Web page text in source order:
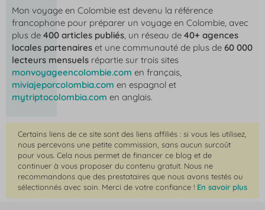
Mon voyage en Colombie est devenu la référence
francophone pour préparer un voyage en Colombie, avec
plus de 400 articles publiés, un réseau de 40+ agences
locales partenaires et une communauté de plus de 60 000
lecteurs mensuels répartie sur trois sites
monvoyageencolombie.com en français,
miviajeporcolombia.com en espagnol et
mytriptocolombia.com en anglais.
Certains liens de ce site sont des liens affiliés : si vous les utilisez,
nous percevons une petite commission, sans aucun surcoût
pour vous. Cela nous permet de financer ce blog et de
continuer à vous proposer du contenu gratuit. Nous ne
recommandons que des prestataires que nous avons testés ou
sélectionnés avec soin. Merci de votre confiance ! En savoir plus